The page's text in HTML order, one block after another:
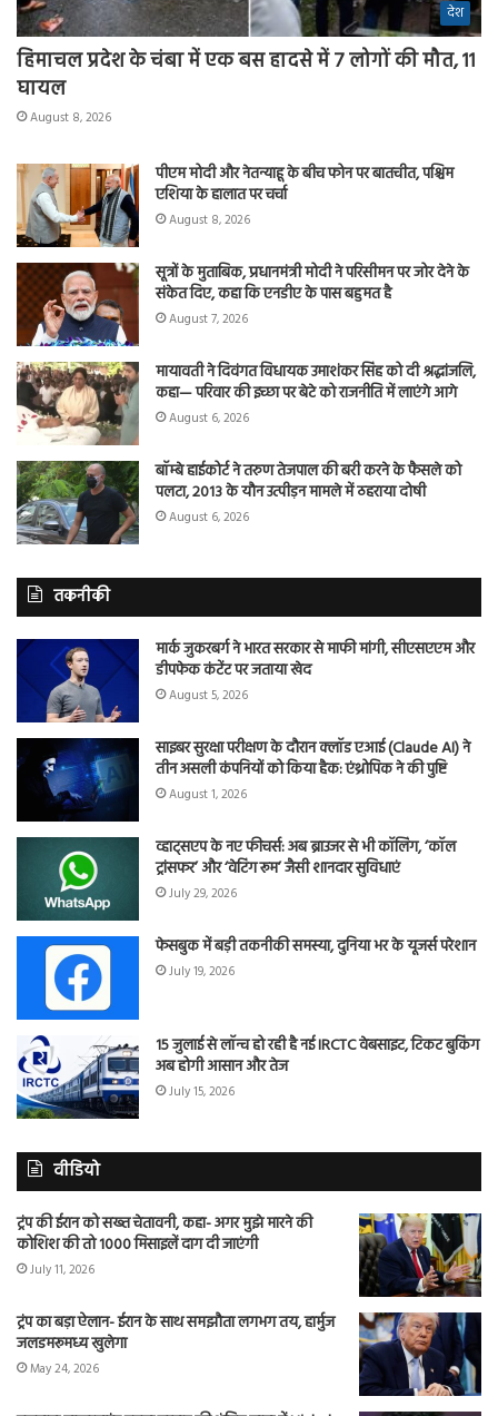
देश
हिमाचल प्रदेश के चंबा में एक बस हादसे में 7 लोगों की मौत, 11
घायल
August 8, 2026
पीएम मोदी और नेतन्याहू के बीच फोन पर बातचीत, पश्चिम
एशिया के हालात पर चर्चा
August 8, 2026
सूत्रों के मुताबिक, प्रधानमंत्री मोदी ने परिसीमन पर जोर देने के
संकेत दिए, कहा कि एनडीए के पास बहुमत है
August 7, 2026
मायावती ने दिवंगत विधायक उमाशंकर सिंह को दी श्रद्धांजलि,
कहा— परिवार की इच्छा पर बेटे को राजनीति में लाएंगे आगे
August 6, 2026
बॉम्बे हाईकोर्ट ने तरुण तेजपाल की बरी करने के फैसले को
पलटा, 2013 के यौन उत्पीड़न मामले में ठहराया दोषी
August 6, 2026
तकनीकी
मार्क जुकरबर्ग ने भारत सरकार से माफी मांगी, सीएसएएम और
डीपफेक कंटेंट पर जताया खेद
August 5, 2026
साइबर सुरक्षा परीक्षण के दौरान क्लॉड एआई (Claude AI) ने
तीन असली कंपनियों को किया हैक: एंथ्रोपिक ने की पुष्टि
August 1, 2026
व्हाट्सएप के नए फीचर्स: अब ब्राउजर से भी कॉलिंग, ‘कॉल
ट्रांसफर’ और ‘वेटिंग रूम’ जैसी शानदार सुविधाएं
July 29, 2026
फेसबुक में बड़ी तकनीकी समस्या, दुनिया भर के यूजर्स परेशान
July 19, 2026
15 जुलाई से लॉन्च हो रही है नई IRCTC वेबसाइट, टिकट बुकिंग
अब होगी आसान और तेज
July 15, 2026
वीडियो
ट्रंप की ईरान को सख्त चेतावनी, कहा- अगर मुझे मारने की
कोशिश की तो 1000 मिसाइलें दाग दी जाएंगी
July 11, 2026
ट्रंप का बड़ा ऐलान- ईरान के साथ समझौता लगभग तय, हार्मुज
जलडमरूमध्य खुलेगा
May 24, 2026